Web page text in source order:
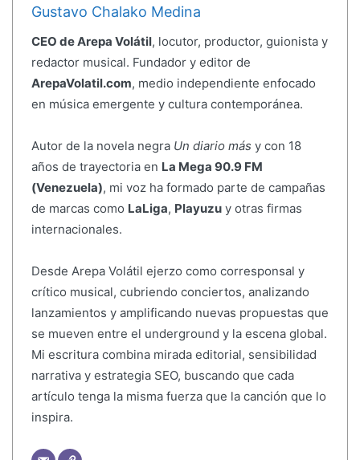
Gustavo Chalako Medina
CEO de Arepa Volátil, locutor, productor, guionista y
redactor musical. Fundador y editor de
ArepaVolatil.com, medio independiente enfocado
en música emergente y cultura contemporánea.
Autor de la novela negra Un diario más y con 18
años de trayectoria en La Mega 90.9 FM
(Venezuela), mi voz ha formado parte de campañas
de marcas como LaLiga, Playuzuy otras firmas
internacionales.
Desde Arepa Volátil ejerzo como corresponsal y
crítico musical, cubriendo conciertos, analizando
lanzamientos y amplificando nuevas propuestas que
se mueven entre el underground y la escena global.
Mi escritura combina mirada editorial, sensibilidad
narrativa y estrategia SEO, buscando que cada
artículo tenga la misma fuerza que la canción que lo
inspira.